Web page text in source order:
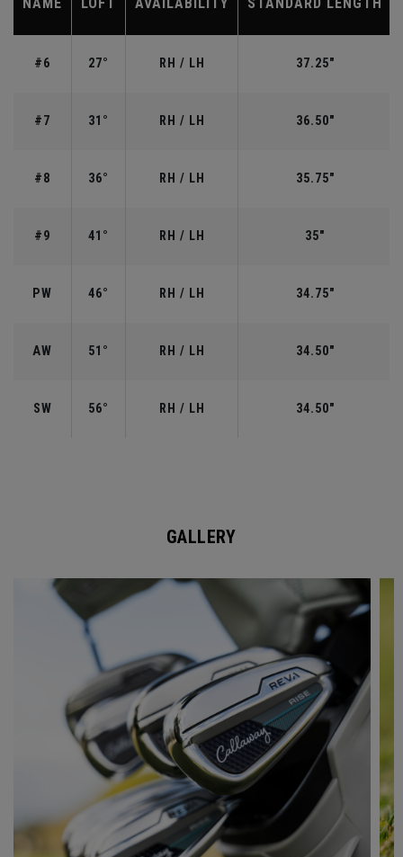
#6 27° RH / LH 37.25"
#7 31° RH / LH 36.50"
#8 36° RH / LH 35.75"
#9 41° RH / LH 35"
PW 46° RH / LH 34.75"
AW 51° RH / LH 34.50"
SW 56° RH / LH 34.50"
GALLERY